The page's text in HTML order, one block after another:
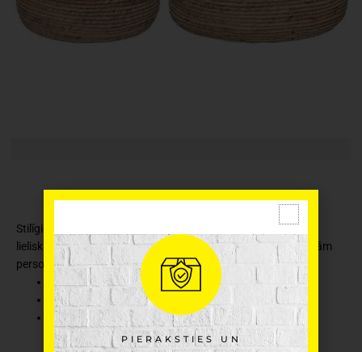
Stilīgie grozi ļauj ērti sakārtot un sakārtot savu māju. Grozi ir
lieliski piemēroti žurnāliem, amatniecības piederumiem un citām
personīgām izredzēm un mērķiem.
Ražotājs: 4Living
Materiāls: ūdens hiacinte
Krāsa: naturāla
PIERAKSTIES UN